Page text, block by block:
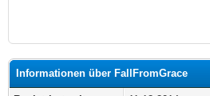
Informationen über FallFromGrace